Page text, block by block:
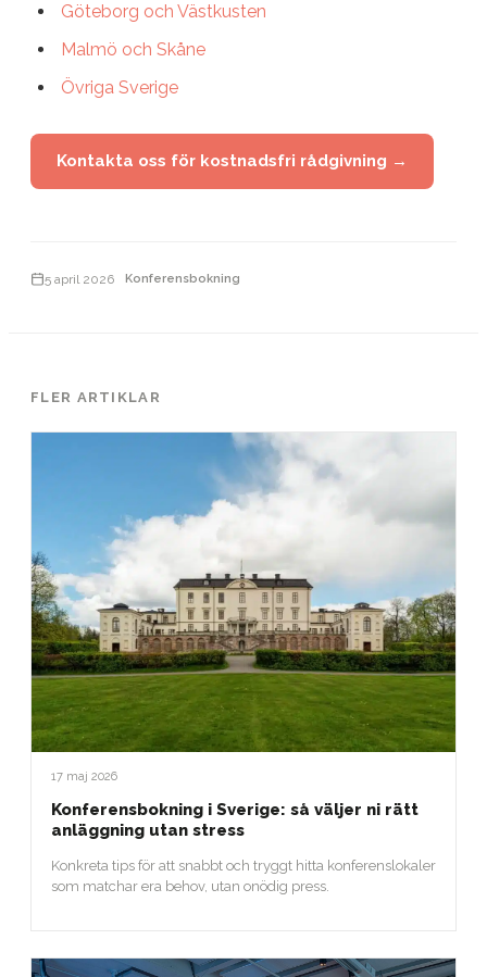
Göteborg och Västkusten
Malmö och Skåne
Övriga Sverige
Kontakta oss för kostnadsfri rådgivning →
5 april 2026 Konferensbokning
FLER ARTIKLAR
17 maj 2026
Konferensbokning i Sverige: så väljer ni rätt
anläggning utan stress
Konkreta tips för att snabbt och tryggt hitta konferenslokaler
som matchar era behov, utan onödig press.